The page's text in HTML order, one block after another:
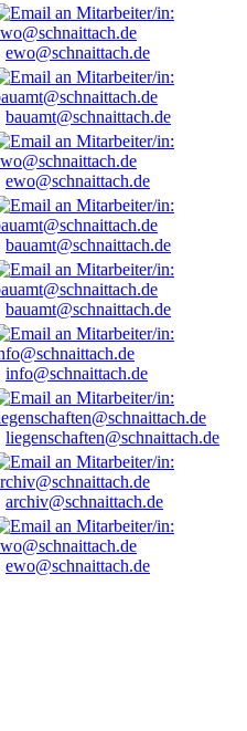
ewo@schnaittach.de
bauamt@schnaittach.de
ewo@schnaittach.de
bauamt@schnaittach.de
bauamt@schnaittach.de
info@schnaittach.de
liegenschaften@schnaittach.de
archiv@schnaittach.de
ewo@schnaittach.de